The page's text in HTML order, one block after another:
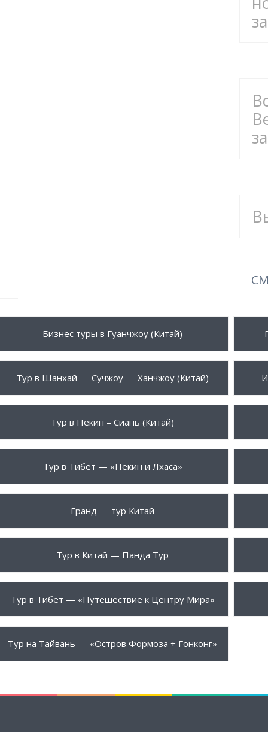
ПОДРОБНЕЕ
Бизнес туры в Гуанчжоу (Китай)
1695 $ ПОДРОБНЕЕ
Тур в Шанхай — Сучжоу — Ханчжоу (Китай)
ПОДРОБНЕЕ
Тур в Пекин – Сиань (Китай)
ПОДРОБНЕЕ
Тур в Тибет — «Пекин и Лхаса»
ПОДРОБНЕЕ
Гранд — тур Китай
ПОДРОБНЕЕ
Тур в Китай — Панда Тур
4990 $ ПОДРОБНЕЕ
Тур в Тибет — «Путешествие к Центру Мира»
1574 $ ПОДРОБНЕЕ
Тур на Тайвань — «Остров Формоза + Гонконг»